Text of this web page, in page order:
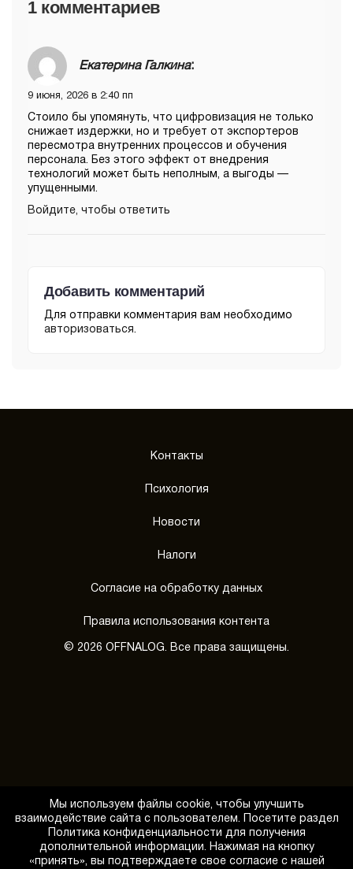
1 комментариев
Екатерина Галкина:
9 июня, 2026 в 2:40 пп
Стоило бы упомянуть, что цифровизация не только
снижает издержки, но и требует от экспортеров
пересмотра внутренних процессов и обучения
персонала. Без этого эффект от внедрения
технологий может быть неполным, а выгоды —
упущенными.
Войдите, чтобы ответить
Добавить комментарий
Для отправки комментария вам необходимо
авторизоваться.
Контакты
Психология
Новости
Налоги
Согласие на обработку данных
Правила использования контента
© 2026 OFFNALOG. Все права защищены.
Мы используем файлы cookie, чтобы улучшить
взаимодействие сайта с пользователем. Посетите раздел
Политика конфиденциальности для получения
дополнительной информации. Нажимая на кнопку
«принять», вы подтверждаете свое согласие с нашей